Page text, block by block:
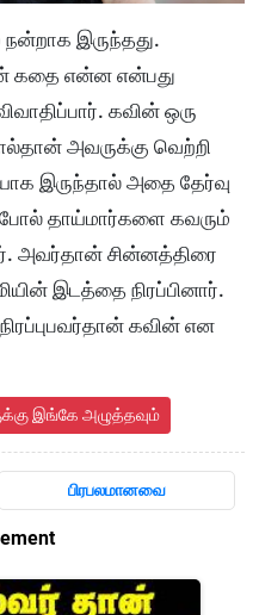
நன்றாக இருந்தது.
கதை என்ன என்பது
கவின் ஒரு
அவருக்கு வெற்றி
இருந்தால் அதை தேர்வு
தாய்மார்களை கவரும்
அவர்தான் சின்னத்திரை
இடத்தை நிரப்பினார்.
கவின் என
இங்கே அழுத்தவும்
பிரபலமானவை